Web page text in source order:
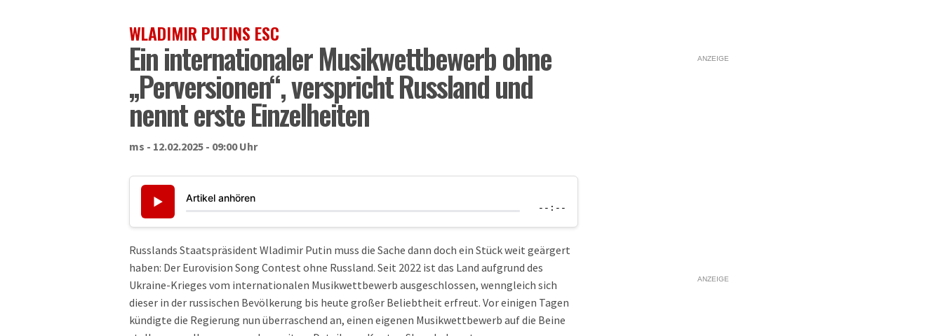
WLADIMIR PUTINS ESC
Ein internationaler Musikwettbewerb ohne
„Perversionen“, verspricht Russland und
nennt erste Einzelheiten
ms - 12.02.2025 - 09:00 Uhr
▶ Artikel anhören
--:--
Russlands Staatspräsident Wladimir Putin muss die Sache dann doch ein Stück weit geärgert
haben: Der Eurovision Song Contest ohne Russland. Seit 2022 ist das Land aufgrund des
Ukraine-Krieges vom internationalen Musikwettbewerb ausgeschlossen, wenngleich sich
dieser in der russischen Bevölkerung bis heute großer Beliebtheit erfreut. Vor einigen Tagen
kündigte die Regierung nun überraschend an, einen eigenen Musikwettbewerb auf die Beine
ANZEIGE
ANZEIGE